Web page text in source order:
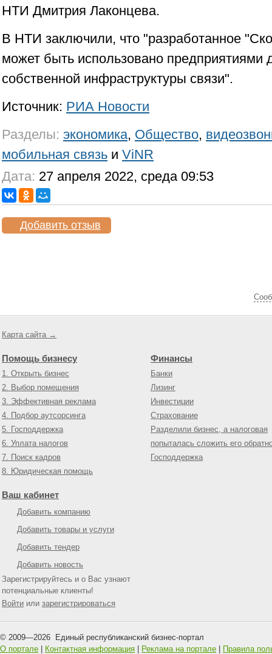
НТИ Дмитрия Лаконцева.
В НТИ заключили, что "разработанное
может быть использовано предприятиями
собственной инфраструктуры связи".
Источник: РИА Новости
Разделы: экономика, Общество,
мобильная связь и ViNR
Дата: 27 апреля 2022, среда 09:53
Добавить отзыв
Карта сайта →
Помощь бизнесу
1. Открыть бизнес
2. Выбор помещения
3. Эффективная реклама
4. Подбор аутсорсинга
5. Господдержка
6. Уплата налогов
7. Поиск кадров
8. Юридическая помощь
Финансы
Банки
Лизинг
Инвестиции
Страхование
Разделили бизнес, а налоговая
попыталась сложить его
Господдержка
Ваш кабинет
Добавить компанию
Добавить товары и услуги
Добавить тендер
Добавить новость
Зарегистрируйтесь и о Вас узнают
потенциальные клиенты!
Войти или зарегистрироваться
© 2009—2026 Единый республиканский бизнес-портал
О портале
Контактная информация Реклама на портале Правила